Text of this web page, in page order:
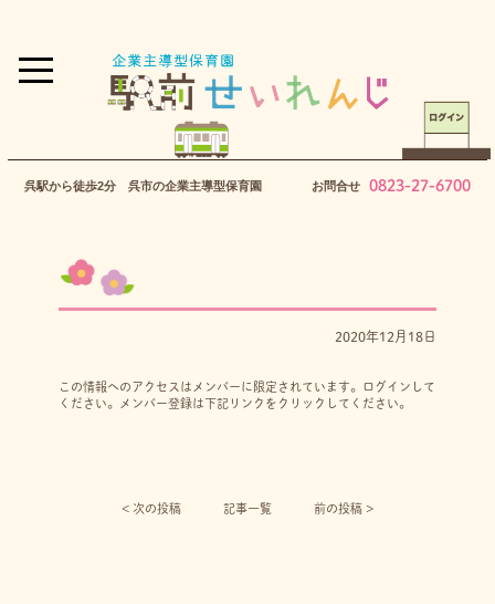
呉駅から徒歩2分 呉市の企業主導型保育園 お問合せ 0823-27-6700
2020年12月18日
この情報へのアクセスはメンバーに限定されています。ログインして
ください。メンバー登録は下記リンクをクリックしてください。
< 次の投稿︎ 記事一覧 前の投稿 >